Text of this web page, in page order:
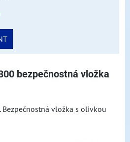
bezpečnostná vložka
Bezpečnostná vložka s olivkou